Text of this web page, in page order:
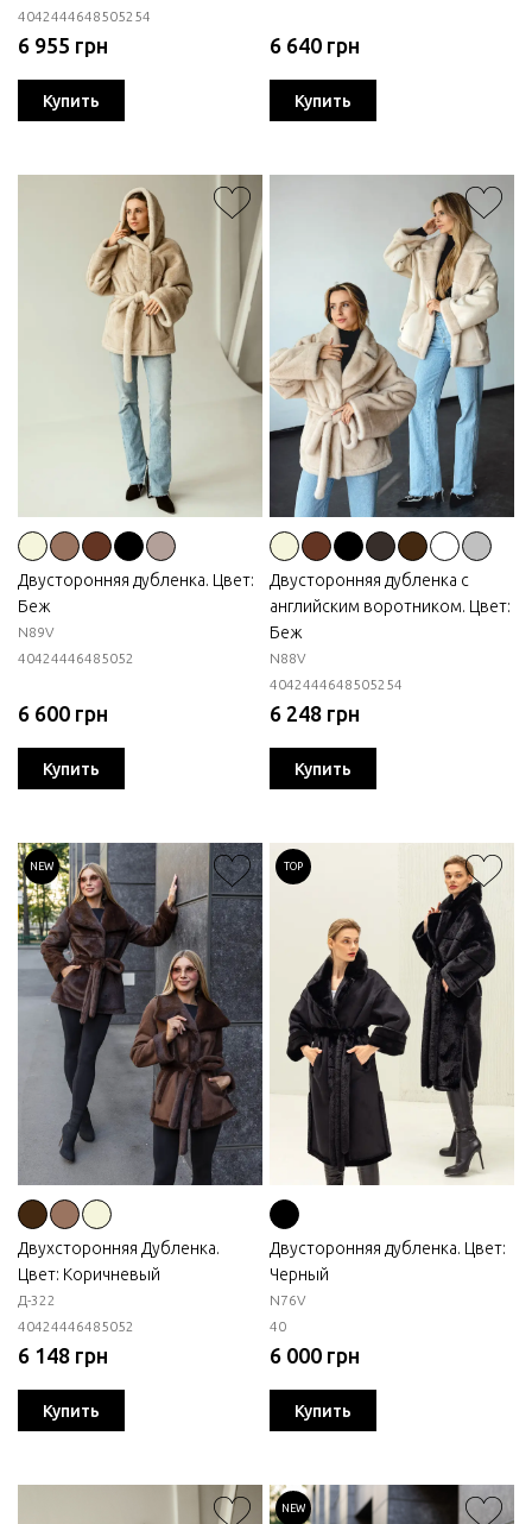
4042444648 5052 54
6 955 грн
Купить
6 640 грн
Купить
Двусторонняя дубленка. Цвет:
Беж
N89V
4042444648 5052
6 600 грн
Купить
Двусторонняя дубленка с
английским воротником. Цвет:
Беж
N88V
4042444648 5052 54
6 248 грн
Купить
NEW
Двухсторонняя Дубленка.
Цвет: Коричневый
Д-322
4042444648 5052
6 148 грн
Купить
TOP
Двусторонняя дубленка. Цвет:
Черный
N76V
40
6 000 грн
Купить
NEW